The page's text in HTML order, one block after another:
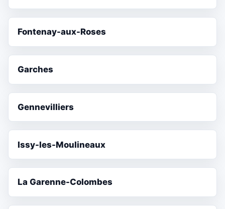
Fontenay-aux-Roses
Garches
Gennevilliers
Issy-les-Moulineaux
La Garenne-Colombes